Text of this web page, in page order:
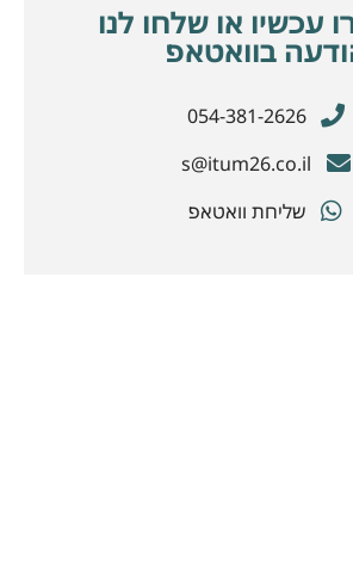
עכשיו או שלחו לנו
בוואטאפ
054-381-2626
s@itum26.co.il
שליחת וואטאפ